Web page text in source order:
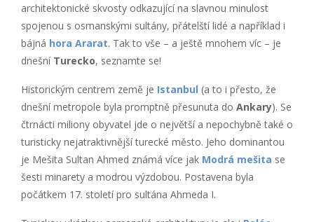
architektonické skvosty odkazující na slavnou minulost
spojenou s osmanskými sultány, přátelští lidé a například i
bájná hora Ararat. Tak to vše – a ještě mnohem víc – je
dnešní Turecko, seznamte se!
Historickým centrem země je Istanbul (a to i přesto, že
dnešní metropole byla promptně přesunuta do Ankary). Se
čtrnácti miliony obyvatel jde o největší a nepochybně také o
turisticky nejatraktivnější turecké město. Jeho dominantou
je Mešita Sultan Ahmed známá více jak Modrá mešita se
šesti minarety a modrou výzdobou. Postavena byla
počátkem 17. století pro sultána Ahmeda I.